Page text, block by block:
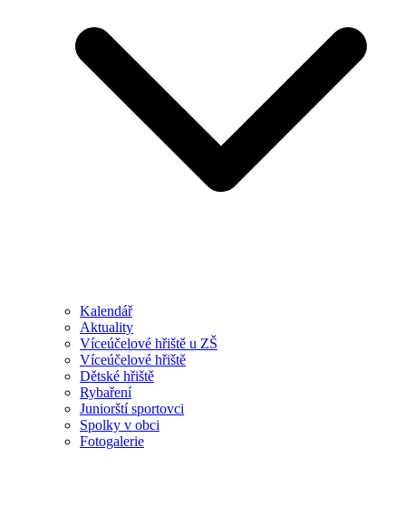
Kalendář
Aktuality
Víceúčelové hřiště u ZŠ
Víceúčelové hřiště
Dětské hřiště
Rybaření
Juniorští sportovci
Spolky v obci
Fotogalerie